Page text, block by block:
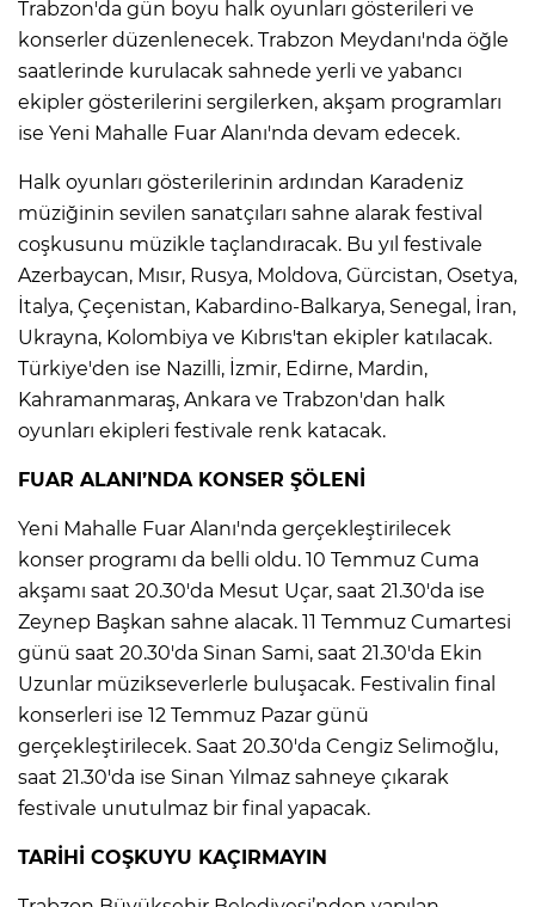
Trabzon'da gün boyu halk oyunları gösterileri ve
konserler düzenlenecek. Trabzon Meydanı'nda öğle
saatlerinde kurulacak sahnede yerli ve yabancı
ekipler gösterilerini sergilerken, akşam programları
ise Yeni Mahalle Fuar Alanı'nda devam edecek.
Halk oyunları gösterilerinin ardından Karadeniz
müziğinin sevilen sanatçıları sahne alarak festival
coşkusunu müzikle taçlandıracak. Bu yıl festivale
Azerbaycan, Mısır, Rusya, Moldova, Gürcistan, Osetya,
İtalya, Çeçenistan, Kabardino-Balkarya, Senegal, İran,
Ukrayna, Kolombiya ve Kıbrıs'tan ekipler katılacak.
Türkiye'den ise Nazilli, İzmir, Edirne, Mardin,
Kahramanmaraş, Ankara ve Trabzon'dan halk
oyunları ekipleri festivale renk katacak.
FUAR ALANI’NDA KONSER ŞÖLENİ
Yeni Mahalle Fuar Alanı'nda gerçekleştirilecek
konser programı da belli oldu. 10 Temmuz Cuma
akşamı saat 20.30'da Mesut Uçar, saat 21.30'da ise
Zeynep Başkan sahne alacak. 11 Temmuz Cumartesi
günü saat 20.30'da Sinan Sami, saat 21.30'da Ekin
Uzunlar müzikseverlerle buluşacak. Festivalin final
konserleri ise 12 Temmuz Pazar günü
gerçekleştirilecek. Saat 20.30'da Cengiz Selimoğlu,
saat 21.30'da ise Sinan Yılmaz sahneye çıkarak
festivale unutulmaz bir final yapacak.
TARİHİ COŞKUYU KAÇIRMAYIN